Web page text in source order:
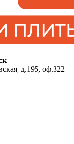
д.195, оф.322